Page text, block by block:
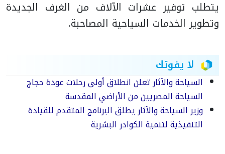
يتطلب توفير عشرات الآلاف من الغرف الجديدة
وتطوير الخدمات السياحية المصاحبة.
لا يفوتك
السياحة والآثار تعلن انطلاق أولى رحلات عودة حجاج
السياحة المصريين من الأراضي المقدسة
وزير السياحة والآثار يطلق البرنامج المتقدم للقيادة
التنفيذية لتنمية الكوادر البشرية